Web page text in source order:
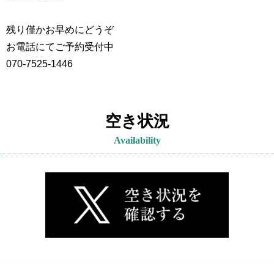
残り僅かお早めにどうぞ
お電話にてご予約受付中
070-7525-1446
空き状況
Availability